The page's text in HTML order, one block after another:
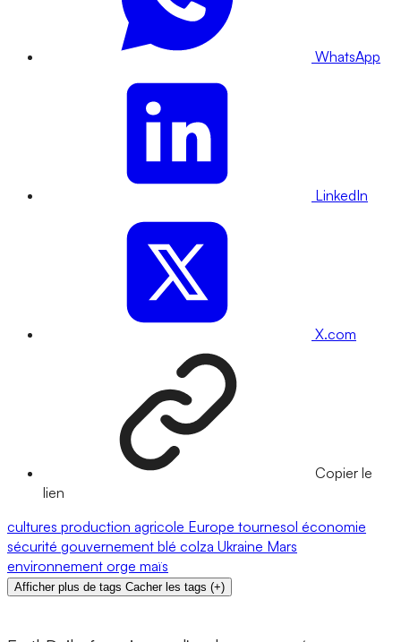
WhatsApp
LinkedIn
X.com
Copier le
lien
cultures production agricole Europe tournesol économie
sécurité gouvernement blé colza Ukraine Mars
environnement orge maïs
Afficher plus de tags Cacher les tags (+)